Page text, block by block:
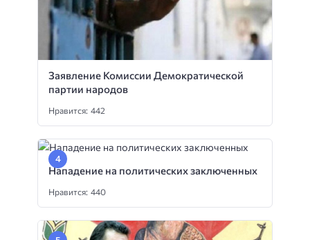
Заявление Комиссии Демократической
партии народов
Нравится: 442
Нападение на политических заключенных
Нравится: 440